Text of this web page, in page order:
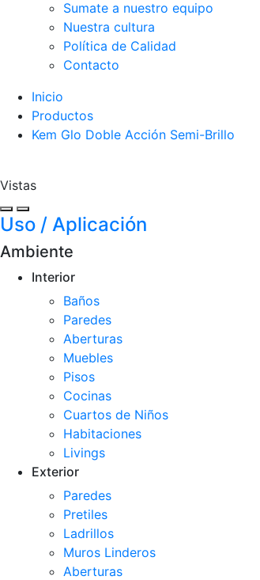
Sumate a nuestro equipo
Nuestra cultura
Política de Calidad
Contacto
Inicio
Productos
Kem Glo Doble Acción Semi-Brillo
Vistas
Uso / Aplicación
Ambiente
Interior
Baños
Paredes
Aberturas
Muebles
Pisos
Cocinas
Cuartos de Niños
Habitaciones
Livings
Exterior
Paredes
Pretiles
Ladrillos
Muros Linderos
Aberturas